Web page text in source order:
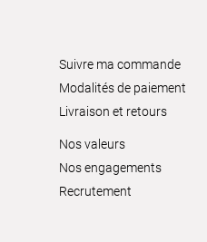
Suivre ma commande
Modalités de paiement
Livraison et retours
Nos valeurs
Nos engagements
Recrutement